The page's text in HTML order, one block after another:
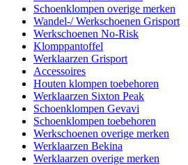
Schoenklompen overige merken
Wandel-/ Werkschoenen Grisport
Werkschoenen No-Risk
Klomppantoffel
Werklaarzen Grisport
Accessoires
Houten klompen toebehoren
Werklaarzen Sixton Peak
Schoenklompen Gevavi
Schoenklompen toebehoren
Werkschoenen overige merken
Werklaarzen Bekina
Werklaarzen overige merken